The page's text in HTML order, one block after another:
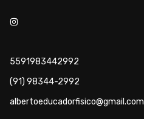
5591983442992
(91) 98344-2992
albertoeducadorfisico@gmail.com